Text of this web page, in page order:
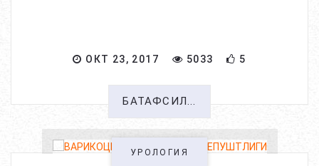
ОКТ 23, 2017 5033 5
БАТАФСИЛ...
УРОЛОГИЯ